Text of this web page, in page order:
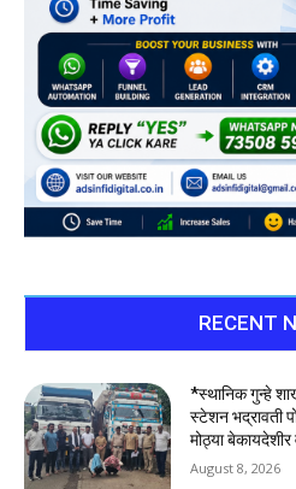
RECENT
*स्थानिक गुन्हे
स्टेशन भद्रावती
मोठ्या
August 8, 2026